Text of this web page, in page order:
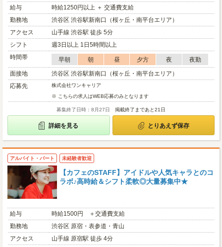
給与
時給1250円以上 ＋ 交通費支給
勤務地
渋谷区 渋谷駅新南口（桜ヶ丘・南平台エリア）
アクセス
山手線 渋谷駅 徒歩 5分
シフト
週3日以上 1日5時間以上
時間帯
早朝 朝 昼 夕方 夜
夜勤
面接地
渋谷区 渋谷駅新南口（桜ヶ丘・南平台エリア）
応募先
株式会社ワンキャリア
※ こちらの求人はWEB応募のみとなります
募集終了日時：8月27日 掲載終了まであと21日
詳細を見る とりあえず保存
アルバイト・パート 未経験者歓迎
【カフェのSTAFF】アイドルや人気キャラとのコ
ラボ♪高時給＆シフト柔軟◎大量募集中★
給与
時給1500円 ＋交通費支給
勤務地
渋谷区 原宿・表参道・青山
アクセス
山手線 原宿駅 徒歩 4分